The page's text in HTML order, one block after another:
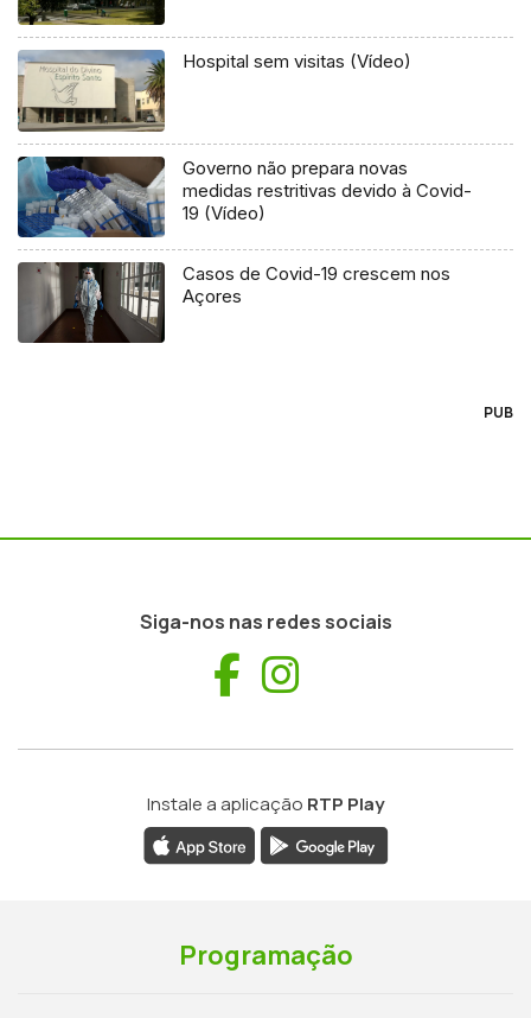
Hospital sem visitas (Vídeo)
Governo não prepara novas
medidas restritivas devido à Covid-
19 (Vídeo)
Casos de Covid-19 crescem nos
Açores
PUB
Siga-nos nas redes sociais
Facebook
Instale a aplicação RTP Play
Programação